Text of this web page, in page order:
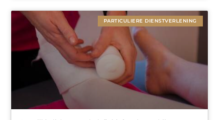
PARTICULIERE DIENSTVERLENING